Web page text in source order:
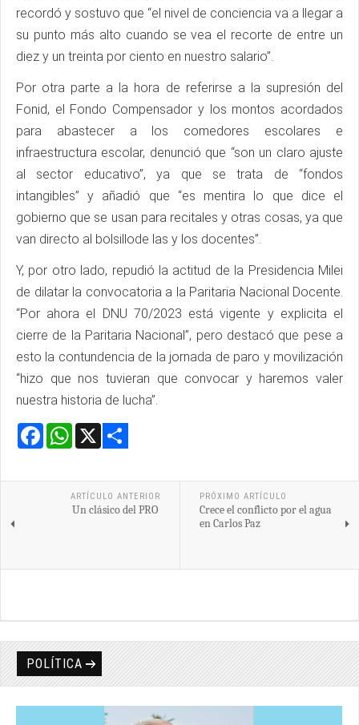
recordó y sostuvo que “el nivel de conciencia va a llegar a
su punto más alto cuando se vea el recorte de entre un
diez y un treinta por ciento en nuestro salario”.
Por otra parte a la hora de referirse a la supresión del
Fonid, el Fondo Compensador y los montos acordados
para abastecer a los comedores escolares e
infraestructura escolar, denunció que “son un claro ajuste
al sector educativo”, ya que se trata de “fondos
intangibles” y añadió que “es mentira lo que dice el
gobierno que se usan para recitales y otras cosas, ya que
van directo al bolsillode las y los docentes”.
Y, por otro lado, repudió la actitud de la Presidencia Milei
de dilatar la convocatoria a la Paritaria Nacional Docente.
“Por ahora el DNU 70/2023 está vigente y explicita el
cierre de la Paritaria Nacional”, pero destacó que pese a
esto la contundencia de la jornada de paro y movilización
“hizo que nos tuvieran que convocar y haremos valer
nuestra historia de lucha”.
Facebook
WhatsApp
ARTÍCULO ANTERIOR
Un clásico del PRO
PRÓXIMO ARTÍCULO
Crece el conflicto por el agua
en Carlos Paz
POLÍTICA